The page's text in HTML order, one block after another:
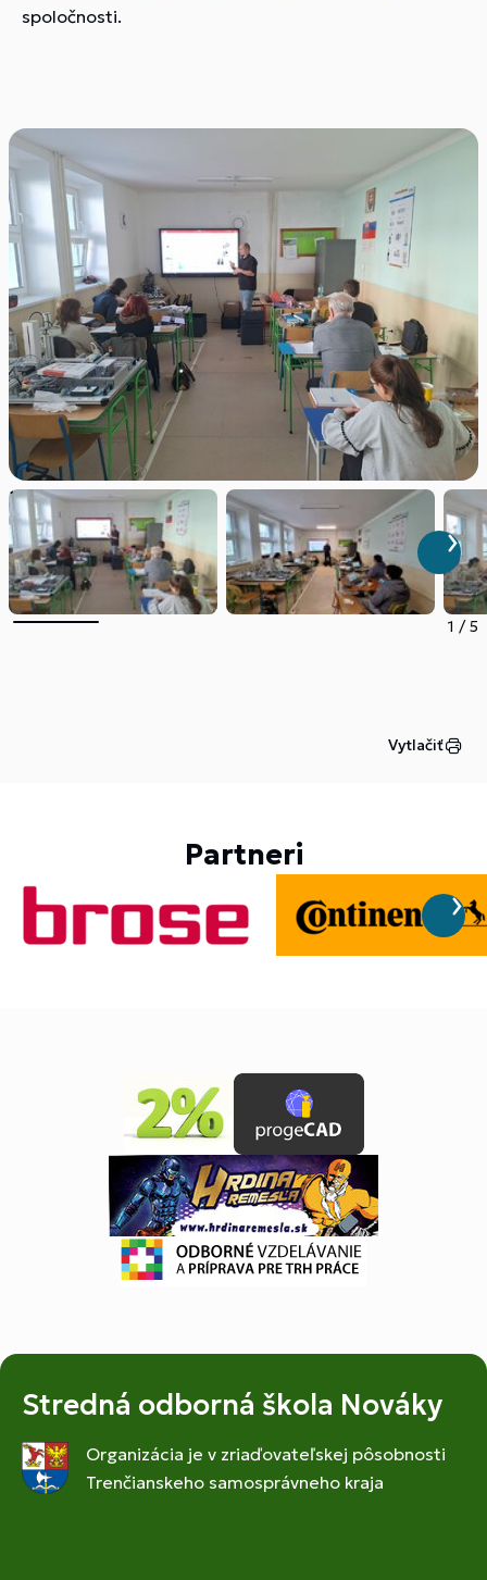
spoločnosti.
1 /5
Vytlačiť
Partneri
Stredná odborná škola Nováky
Organizácia je v zriaďovateľskej pôsobnosti
Trenčianskeho samosprávneho kraja